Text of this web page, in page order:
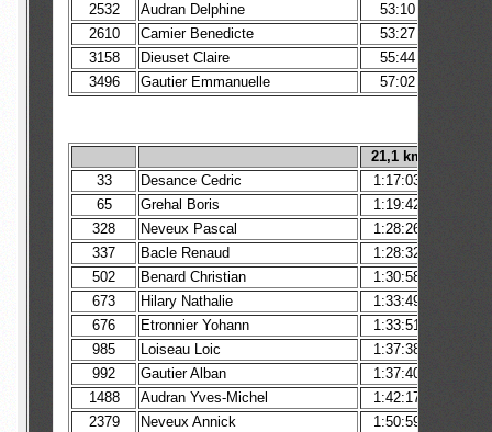
2532
Audran Delphine
53:10
2610
Camier Benedicte
53:27
3158
Dieuset Claire
55:44
3496
Gautier Emmanuelle 57:02
21,1 km
33
Desance Cedric 1:17:03
65
Grehal Boris 1:19:42
328
Neveux Pascal 1:28:26
337
Bacle Renaud 1:28:32
502
Benard Christian 1:30:58
673
Hilary Nathalie 1:33:49
676
Etronnier Yohann 1:33:51
985
Loiseau Loic 1:37:38
992
Gautier Alban 1:37:40
1488
Audran Yves-Michel 1:42:17
2379
Neveux Annick 1:50:59